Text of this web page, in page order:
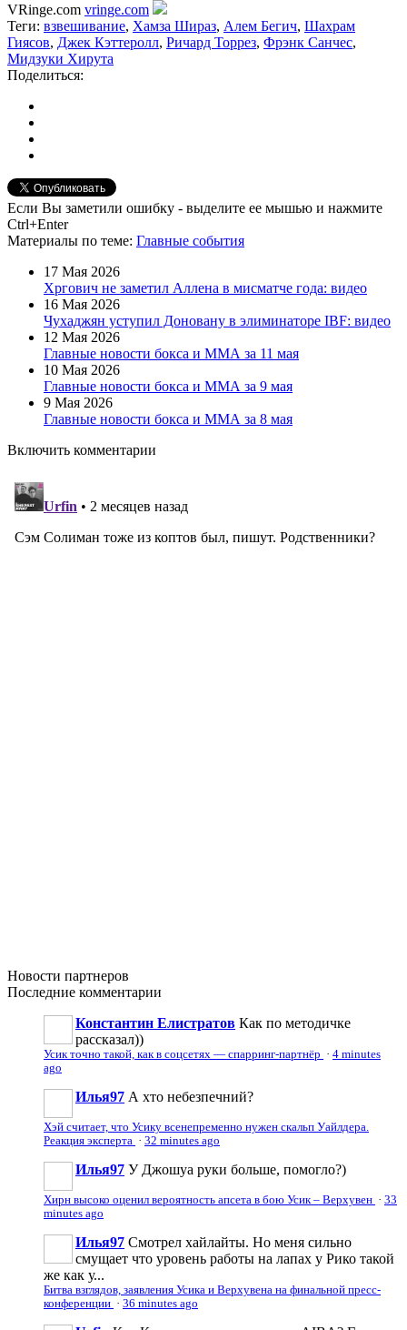
VRinge.com vringe.com
Теги: взвешивание, Хамза Шираз, Алем Бегич, Шахрам
Гиясов, Джек Кэттеролл, Ричард Торрез, Фрэнк Санчес,
Мидзуки Хирута
Поделиться:
Если Вы заметили ошибку - выделите ее мышью и нажмите
Ctrl+Enter
Материалы по теме: Главные события
17 Мая 2026
Хргович не заметил Аллена в мисматче года: видео
16 Мая 2026
Чухаджян уступил Доновану в элиминаторе IBF: видео
12 Мая 2026
Главные новости бокса и ММА за 11 мая
10 Мая 2026
Главные новости бокса и ММА за 9 мая
9 Мая 2026
Главные новости бокса и ММА за 8 мая
Включить комментарии
Новости партнеров
Последние комментарии
Константин Елистратов Как по методичке
рассказал))
Усик точно такой, как в соцсетях — спарринг-партнёр · 4 minutes
ago
Илья97 А хто небезпечний?
Хэй считает, что Усику всенепременно нужен скальп Уайлдера.
Реакция эксперта · 32 minutes ago
Илья97 У Джошуа руки больше, помогло?)
Хирн высоко оценил вероятность апсета в бою Усик – Верхувен · 33
minutes ago
Илья97 Смотрел хайлайты. Но меня сильно
смущает что уровень работы на лапах у Рико такой
же как у...
Битва взглядов, заявления Усика и Верхувена на финальной пресс-
конференции · 36 minutes ago